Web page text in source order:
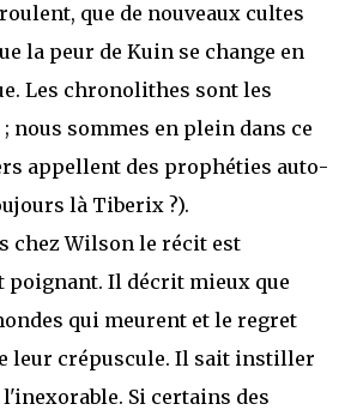
que de nouveaux cultes
la peur de Kuin se change en
Les chronolithes sont les
nous sommes en plein dans ce
appellent des prophéties auto-
là Tiberix ?).
chez Wilson le récit est
poignant. Il décrit mieux que
qui meurent et le regret
leur crépuscule. Il sait instiller
Si certains des